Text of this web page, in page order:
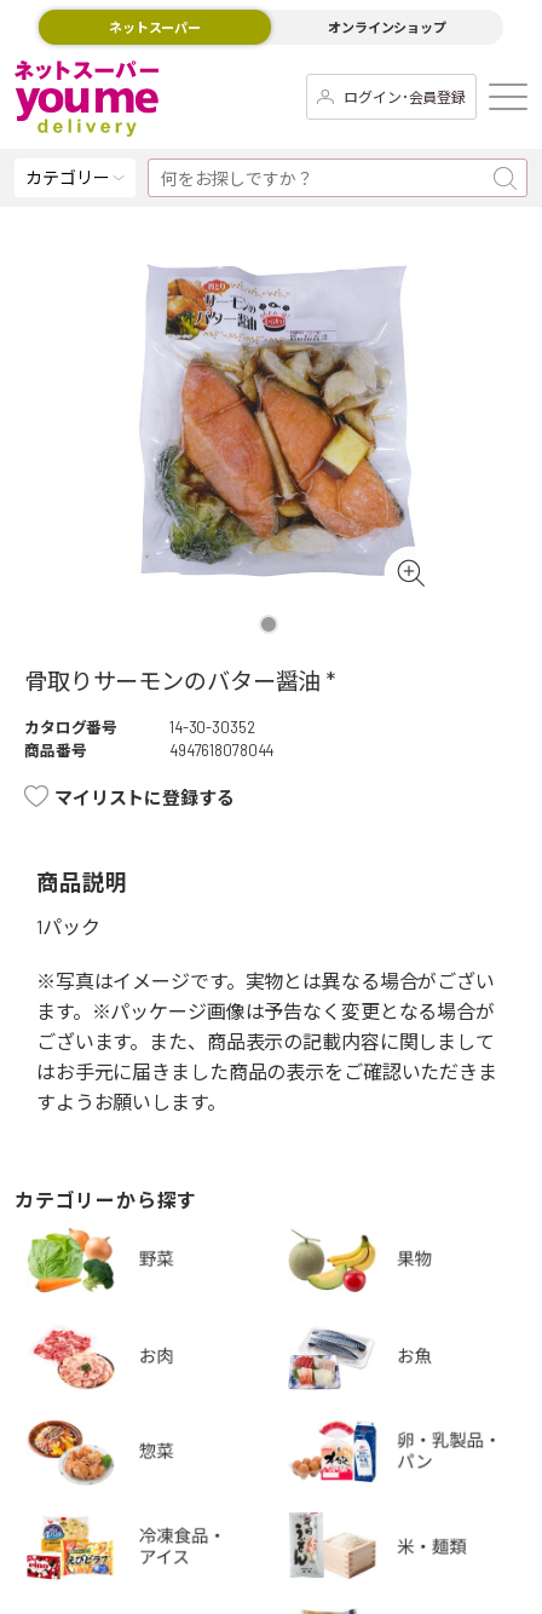
ネットスーパー オンラインショップ
ログイン･会員登録
カテゴリー
骨取りサーモンのバター醤油 *
カタログ番号
14-30-30352
商品番号
4947618078044
マイリストに登録する
商品説明
1パック
※写真はイメージです。実物とは異なる場合がござい
ます。※パッケージ画像は予告なく変更となる場合が
ございます。また、商品表示の記載内容に関しまして
はお手元に届きました商品の表示をご確認いただきま
すようお願いします。
カテゴリーから探す